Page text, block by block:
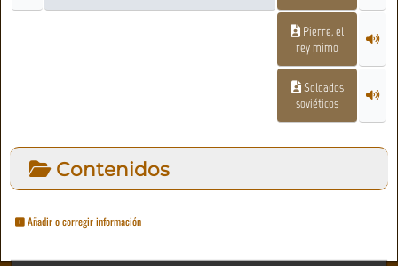
Pierre, el
rey mimo
Soldados
soviéticos
Contenidos
Añadir o corregir información